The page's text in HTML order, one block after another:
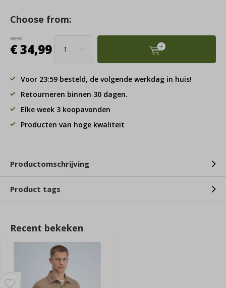
Choose from:
69,99
€ 34,99
Voor 23:59 besteld, de volgende werkdag in huis!
Retourneren binnen 30 dagen.
Elke week 3 koopavonden
Producten van hoge kwaliteit
Productomschrijving
Product tags
Recent bekeken